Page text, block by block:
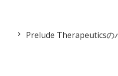
Prelude Therapeuticsの